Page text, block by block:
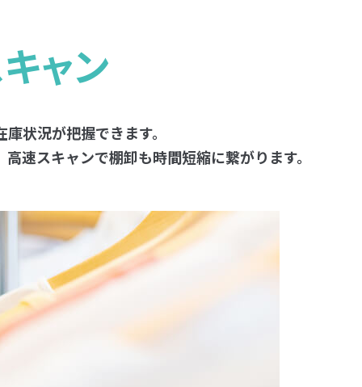
ャン
状況が把握できます。
速スキャンで棚卸も時間短縮に繋がります。